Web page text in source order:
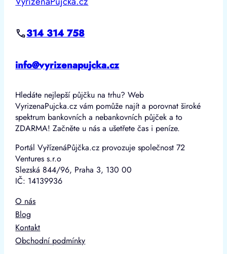
314 314 758
info@vyrizenapujcka.cz
Hledáte nejlepší půjčku na trhu? Web
VyrizenaPujcka.cz vám pomůže najít a porovnat široké
spektrum bankovních a nebankovních půjček a to
ZDARMA! Začněte u nás a ušetřete čas i peníze.
Portál VyřízenáPůjčka.cz provozuje společnost 72
Ventures s.r.o
Slezská 844/96, Praha 3, 130 00
IČ: 14139936
O nás
Blog
Kontakt
Obchodní podmínky